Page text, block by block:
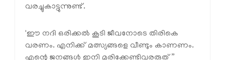
വരച്ചുകാട്ടുന്നുണ്ട്.
'ഈ നദി ഒരിക്കൽ കൂടി ജീവനോടെ തിരികെ
വരണം. എനിക്ക് മത്സ്യങ്ങളെ വീണ്ടും കാണണം.
എന്റെ ജനങ്ങൾ ഇനി മരിക്കേണ്ടിവരരുത്”